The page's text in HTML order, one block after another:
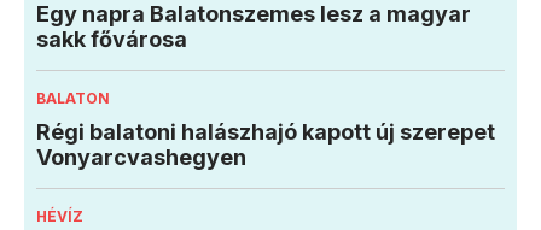
Egy napra Balatonszemes lesz a magyar
sakk fővárosa
BALATON
Régi balatoni halászhajó kapott új szerepet
Vonyarcvashegyen
HÉVÍZ